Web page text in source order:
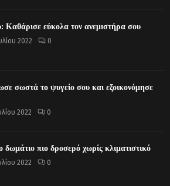
Καθάρισε εύκολα τον ανεμιστήρα σου
2022 0
σωστά το ψυγείο σου και εξοικονόμησε
2022 0
δωμάτιο πιο δροσερό χωρίς κλιματιστικό
2022 0